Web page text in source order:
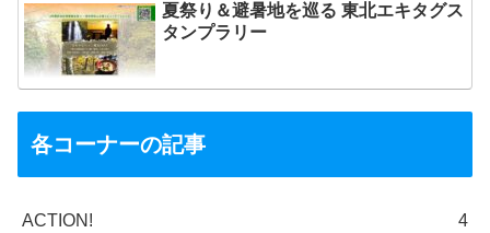
夏祭り＆避暑地を巡る 東北エキタグス
タンプラリー
各コーナーの記事
ACTION! 4